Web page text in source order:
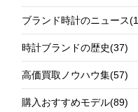
ブランド時計のニュース
時計ブランドの歴史(37)
高価買取ノウハウ集(57)
購入おすすめモデル(89)